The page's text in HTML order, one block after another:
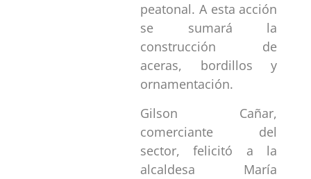
peatonal. A esta acción
se sumará la
construcción de
aceras, bordillos y
ornamentación.
Gilson Cañar,
comerciante del
sector, felicitó a la
alcaldesa María